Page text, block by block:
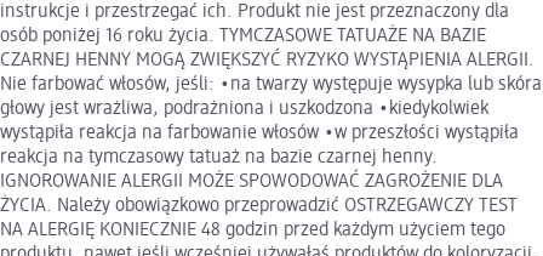
instrukcje i przestrzegać ich. Produkt nie jest przeznaczony dla
osób poniżej 16 roku życia. TYMCZASOWE TATUAŻE NA BAZIE
CZARNEJ HENNY MOGĄ ZWIĘKSZYĆ RYZYKO WYSTĄPIENIA ALERGII.
Nie farbować włosów, jeśli: •na twarzy występuje wysypka lub skóra
głowy jest wrażliwa, podrażniona i uszkodzona •kiedykolwiek
wystąpiła reakcja na farbowanie włosów •w przeszłości wystąpiła
reakcja na tymczasowy tatuaż na bazie czarnej henny.
IGNOROWANIE ALERGII MOŻE SPOWODOWAĆ ZAGROŻENIE DLA
ŻYCIA. Należy obowiązkowo przeprowadzić OSTRZEGAWCZY TEST
NA ALERGIĘ KONIECZNIE 48 godzin przed każdym użyciem tego